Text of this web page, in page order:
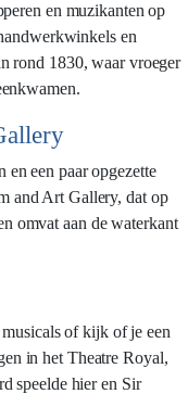
en muzikanten op
en
rond 1830, waar vroeger
een paar opgezette
and Art Gallery, dat op
omvat aan de waterkant
of kijk of je een
in het Theatre Royal,
speelde hier en Sir